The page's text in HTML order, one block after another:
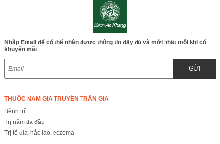
Nhập Email để có thể nhận được thông tin đầy đủ và mới nhất mỗi khi có
khuyến mãi
GỬI
THUỐC NAM GIA TRUYỀN TRẦN GIA
Bệnh trĩ
Trị nấm da đầu
Trị tổ đỉa, hắc lào, eczema